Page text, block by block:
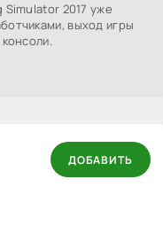
Simulator 2017 уже
выход игры
ДОБАВИТЬ